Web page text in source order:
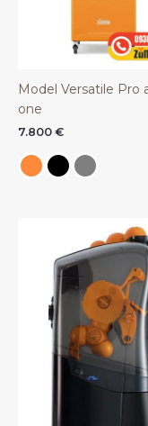
Model Versatile Pro
one
7.800 €